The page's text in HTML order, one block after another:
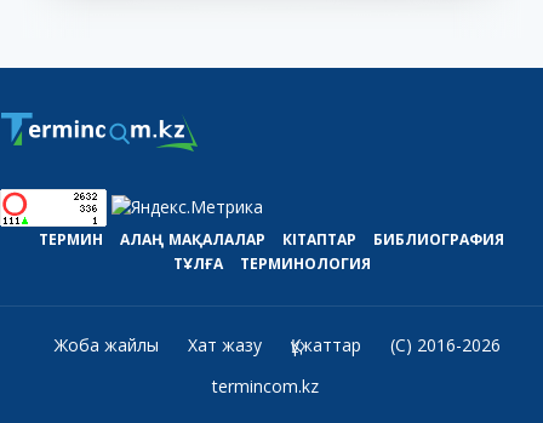
ТЕРМИН АЛАҢ МАҚАЛАЛАР КІТАПТАР
БИБЛИОГРАФИЯ
ТҰЛҒА
ТЕРМИНОЛОГИЯ
Жоба жайлы Хат жазу Құжаттар
(C) 2016-2026
termincom.kz